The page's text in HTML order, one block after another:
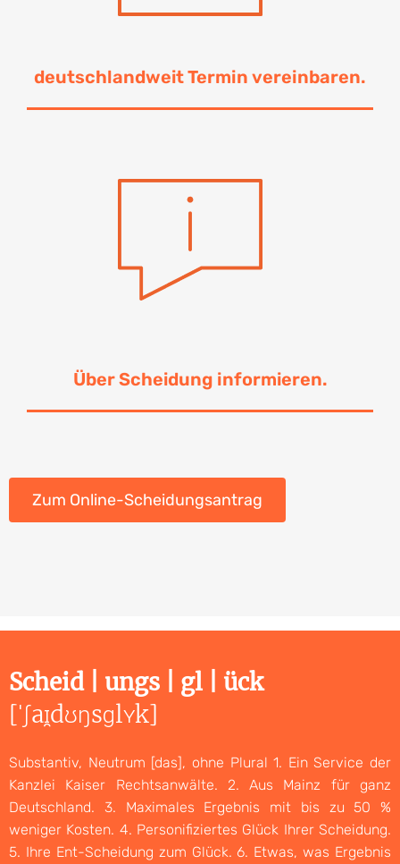
deutschlandweit Termin vereinbaren.
Über Scheidung informieren.
Zum Online-Scheidungsantrag
Scheid | ungs | gl | ück
[ˈʃaɪ̯dʊŋsɡlʏk]
Substantiv, Neutrum [das], ohne Plural 1. Ein Service der
Kanzlei Kaiser Rechtsanwälte. 2. Aus Mainz für ganz
Deutschland. 3. Maximales Ergebnis mit bis zu 50 %
weniger Kosten. 4. Personifiziertes Glück Ihrer Scheidung.
5. Ihre Ent-Scheidung zum Glück. 6. Etwas, was Ergebnis